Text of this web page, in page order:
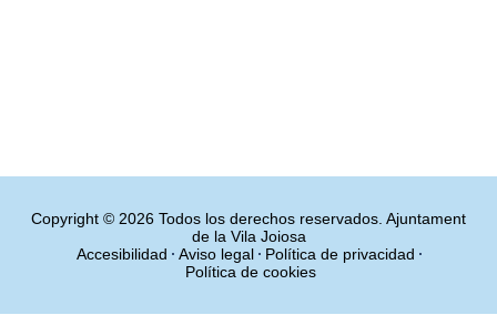
Copyright © 2026 Todos los derechos reservados. Ajuntament
de la Vila Joiosa
Accesibilidad
Aviso legal
Política de privacidad
Política de cookies